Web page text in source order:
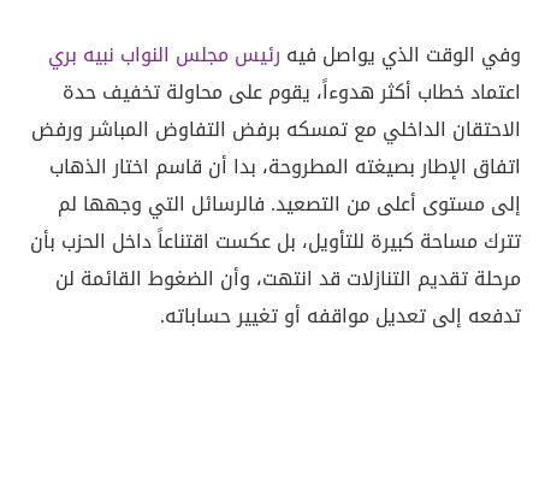
وفي الوقت الذي يواصل فيه رئيس مجلس النواب نبيه بري
اعتماد خطاب أكثر هدوءاً، يقوم على محاولة تخفيف حدة
الاحتقان الداخلي مع تمسكه برفض التفاوض المباشر ورفض
اتفاق الإطار بصيغته المطروحة، بدا أن قاسم اختار الذهاب
إلى مستوى أعلى من التصعيد. فالرسائل التي وجهها لم
تترك مساحة كبيرة للتأويل، بل عكست اقتناعاً داخل الحزب بأن
مرحلة تقديم التنازلات قد انتهت، وأن الضغوط القائمة لن
تدفعه إلى تعديل مواقفه أو تغيير حساباته.